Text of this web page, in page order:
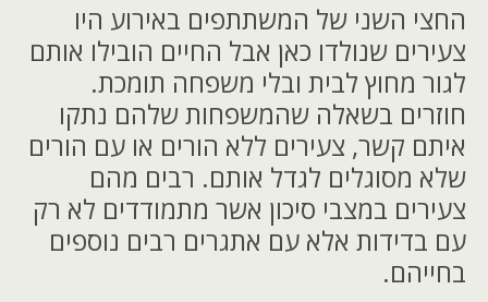
החצי השני של המשתתפים באירוע היו
צעירים שנולדו כאן אבל החיים הובילו אותם
לגור מחוץ לבית ובלי משפחה תומכת.
חוזרים בשאלה שהמשפחות שלהם נתקו
איתם קשר, צעירים ללא הורים או עם הורים
שלא מסוגלים לגדל אותם. רבים מהם
צעירים במצבי סיכון אשר מתמודדים לא רק
עם בדידות אלא עם אתגרים רבים נוספים
בחייהם.